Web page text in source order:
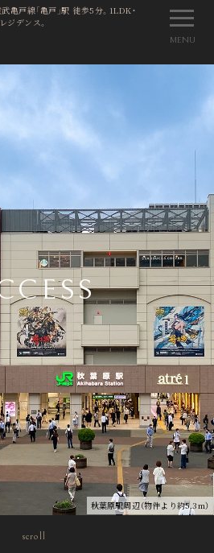
亀戸線「亀戸」駅 徒歩5分。1LDK・
ジデンス。
MENU
秋葉原駅周辺（物件より約5.3m）
scroll